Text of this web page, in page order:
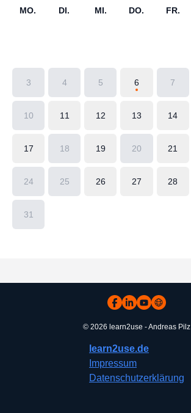
MO. DI. MI. DO. FR.
3 4 5 6 7
10 11 12 13 14
17 18 19 20 21
24 25 26 27 28
31
© 2026 learn2use - Andreas Pilz
learn2use.de
Impressum
Datenschutzerklärung